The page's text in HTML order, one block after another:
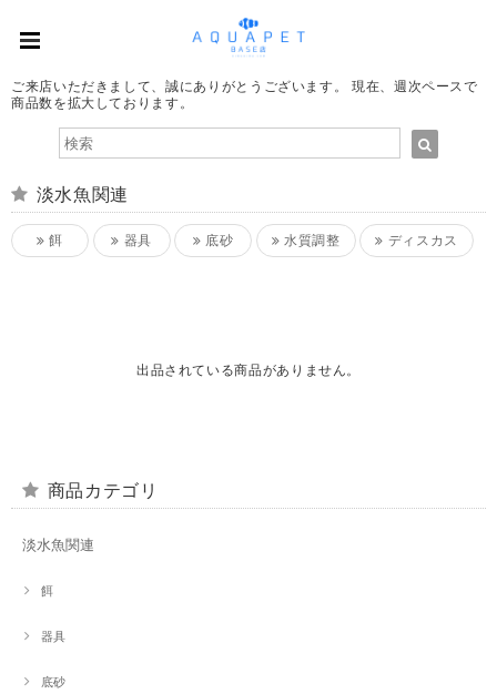
ご来店いただきまして、誠にありがとうございます。 現在、週次ペースで
商品数を拡大しております。
淡水魚関連
餌 器具 底砂 水質調整 ディスカス
出品されている商品がありません。
商品カテゴリ
淡水魚関連
餌
器具
底砂